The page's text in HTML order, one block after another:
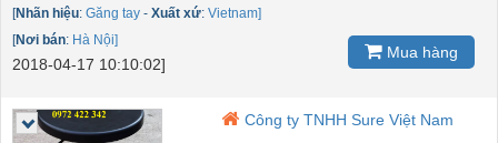
[Nhãn hiệu: Găng tay - Xuất xứ: Vietnam]
[Nơi bán: Hà Nội]
2018-04-17 10:10:02]
Mua hàng
Công ty TNHH Sure Việt Nam